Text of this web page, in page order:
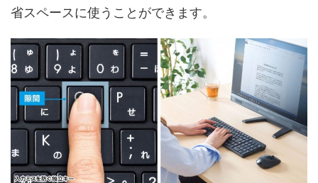
省スペースに使うことができます。